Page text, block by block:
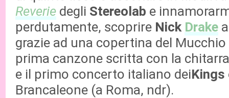
Reveriedegli Stereolab e
perdutamente, scoprire Nick Drakea
grazie ad una copertina del Mucchio
prima canzone scritta con la
e il primo concerto italiano deiKings
Brancaleone (a Roma, ndr).